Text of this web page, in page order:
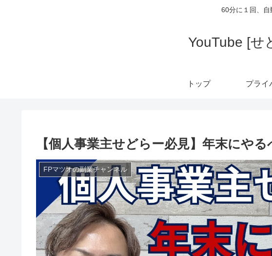
60分に１回、自
YouTube [せ
トップ プライ
【個人事業主せどらー必見】年末にや
FPマツオの副業チャンネル